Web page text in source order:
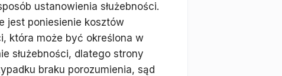
ustanowienia służebności.
jest poniesienie kosztów
która może być określona w
służebności, dlatego strony
braku porozumienia, sąd